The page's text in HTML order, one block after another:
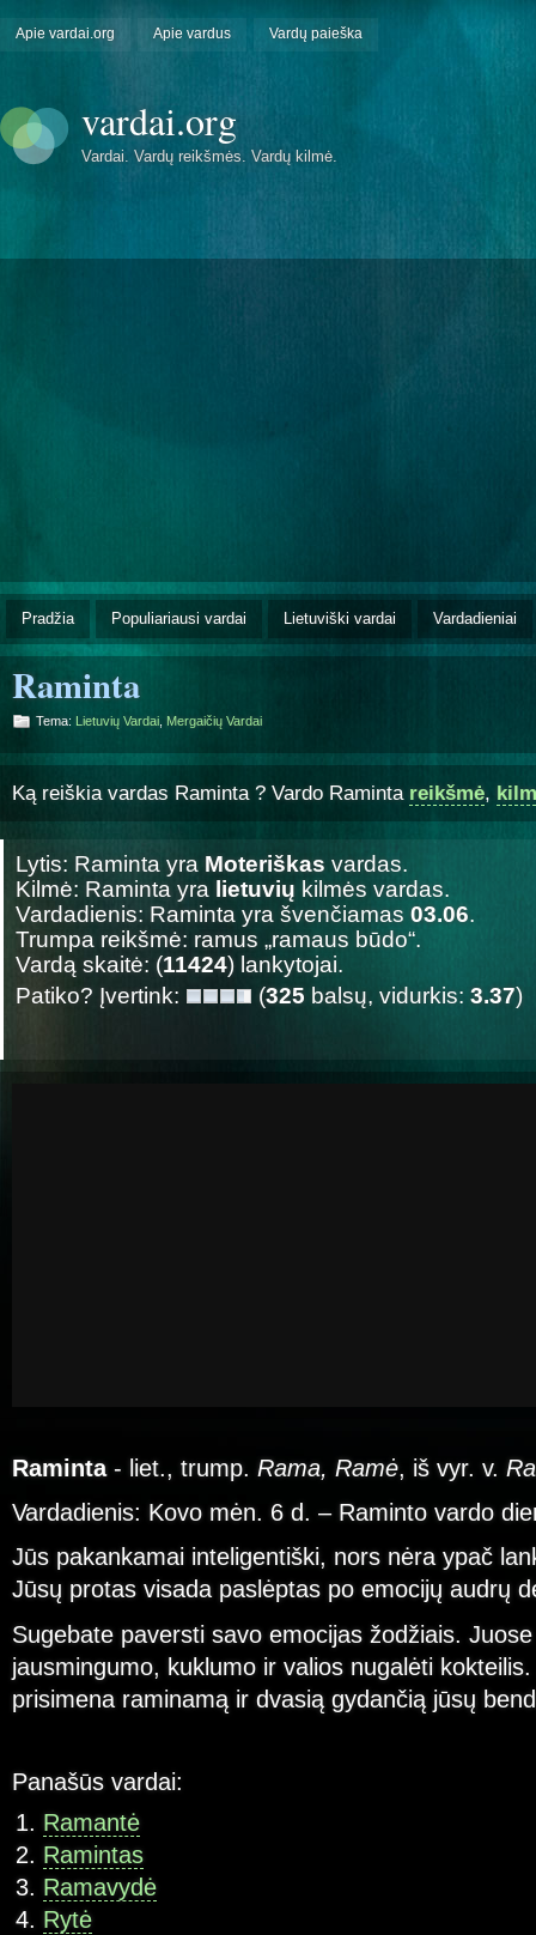
Apie vardai.org Apie vardus Vardų paieška
vardai.org
Vardai. Vardų reikšmės. Vardų kilmė.
Pradžia Populiariausi vardai Lietuviški vardai Vardadieniai
Raminta
Tema: Lietuvių Vardai Mergaičių Vardai
Ką reiškia vardas Raminta ? Vardo Raminta reikšmė,
Lytis: Raminta yra Moteriškas vardas.
Kilmė: Raminta yra lietuvių kilmės vardas.
Vardadienis: Raminta yra švenčiamas 03.06.
Trumpa reikšmė: ramus „ramaus būdo“.
Vardą skaitė: (11424) lankytojai.
Patiko? Įvertink:
(325 balsų, vidurkis: 3.37)
Raminta - liet., trump. Rama, Ramė, iš vyr. v.
Vardadienis: Kovo mėn. 6 d. – Raminto vardo
Jūs pakankamai inteligentiški, nors nėra ypač
Jūsų protas visada paslėptas po emocijų audrų
Sugebate paversti savo emocijas žodžiais.
jausmingumo, kuklumo ir valios nugalėti
prisimena raminamą ir dvasią gydančią jūsų
Panašūs vardai:
Ramantė
Ramintas
Ramavydė
Rytė